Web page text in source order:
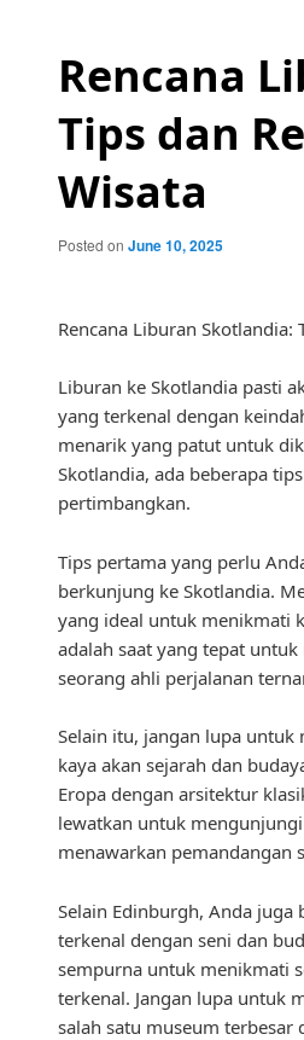
Rencana
Tips dan
Wisata
Posted on June 10, 2025
Rencana Liburan Skotlandia:
Liburan ke Skotlandia pasti
yang terkenal dengan
menarik yang patut untuk
Skotlandia, ada beberapa
pertimbangkan.
Tips pertama yang perlu
berkunjung ke Skotlandia.
yang ideal untuk menikmati
adalah saat yang tepat
seorang ahli perjalanan
Selain itu, jangan lupa
kaya akan sejarah dan
Eropa dengan arsitektur
lewatkan untuk
menawarkan pemandangan
Selain Edinburgh, Anda
terkenal dengan seni dan
sempurna untuk menikmati
terkenal. Jangan lupa untuk
salah satu museum terbesar